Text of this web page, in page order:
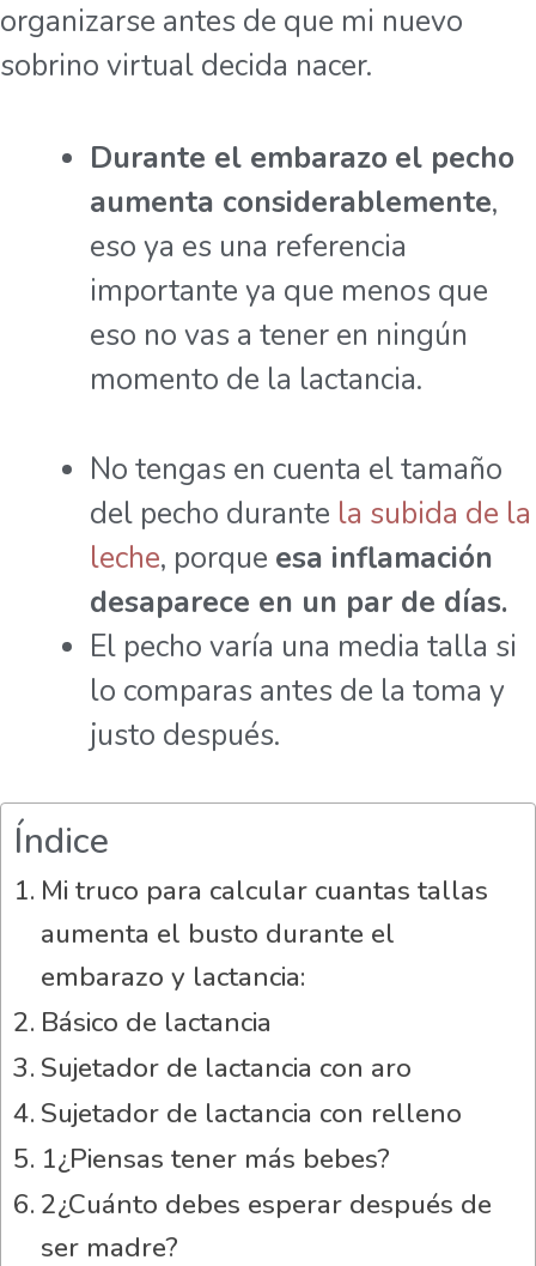
organizarse antes de que mi nuevo
sobrino virtual decida nacer.
Durante el embarazo el pecho
aumenta considerablemente,
eso ya es una referencia
importante ya que menos que
eso no vas a tener en ningún
momento de la lactancia.
No tengas en cuenta el tamaño
del pecho durante la subida de la
leche, porque esa inflamación
desaparece en un par de días.
El pecho varía una media talla si
lo comparas antes de la toma y
justo después.
Índice
Mi truco para calcular cuantas tallas
aumenta el busto durante el
embarazo y lactancia:
Básico de lactancia
Sujetador de lactancia con aro
Sujetador de lactancia con relleno
1¿Piensas tener más bebes?
2¿Cuánto debes esperar después de
ser madre?